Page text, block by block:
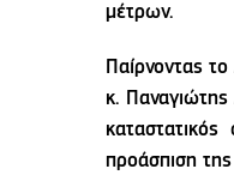
μέτρων.
Παίρνοντας
κ.
καταστατικός
προάσπιση